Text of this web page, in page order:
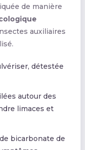
de manière
auxiliaires
détestée
autour des
limaces et
bicarbonate de